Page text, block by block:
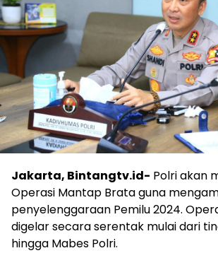
Jakarta, Bintangtv.id- Polri akan
Operasi Mantap Brata guna
penyelenggaraan Pemilu 2024.
digelar secara serentak mulai dari
hingga Mabes Polri.